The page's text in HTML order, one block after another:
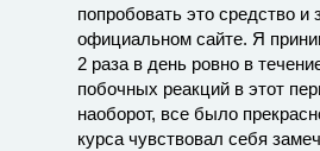
попробовать это средство и
официальном сайте. Я
2 раза в день ровно в
побочных реакций в этот
наоборот, все было
курса чувствовал себя